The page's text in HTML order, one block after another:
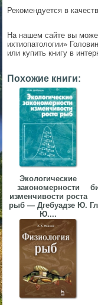
Рекомендуется в
На нашем сайте вы
ихтиопатологии»
или купить книгу в
Похожие книги:
Экологические
закономерности
изменчивости роста
рыб — Дгебуадзе Ю.
Ю....
▼
▼
▼
▼